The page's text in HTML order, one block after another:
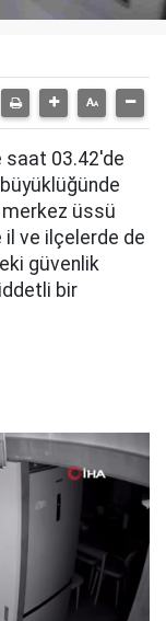
saat 03.42'de
üssü
ve ilçelerde de
güvenlik
bir